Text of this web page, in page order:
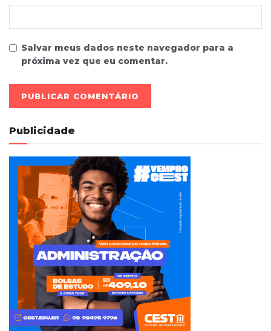
Salvar meus dados neste navegador para a
próxima vez que eu comentar.
Publicidade